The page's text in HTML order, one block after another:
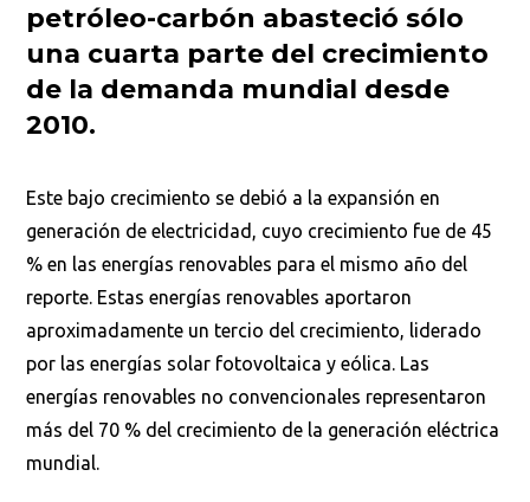
petróleo-carbón abasteció sólo
una cuarta parte del crecimiento
de la demanda mundial desde
2010.
Este bajo crecimiento se debió a la expansión en
generación de electricidad, cuyo crecimiento fue de 45
% en las energías renovables para el mismo año del
reporte. Estas energías renovables aportaron
aproximadamente un tercio del crecimiento, liderado
por las energías solar fotovoltaica y eólica. Las
energías renovables no convencionales representaron
más del 70 % del crecimiento de la generación eléctrica
mundial.